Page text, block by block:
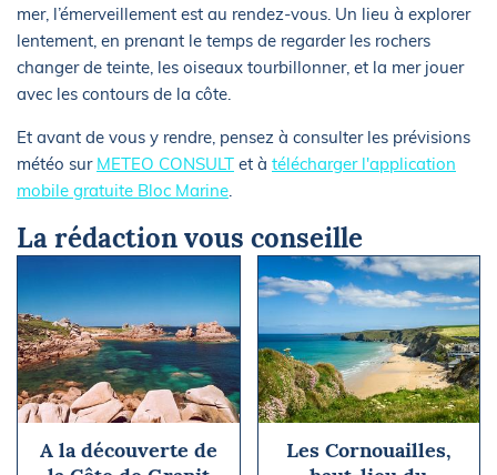
mer, l’émerveillement est au rendez-vous. Un lieu à explorer
lentement, en prenant le temps de regarder les rochers
changer de teinte, les oiseaux tourbillonner, et la mer jouer
avec les contours de la côte.
Et avant de vous y rendre, pensez à consulter les prévisions
météo sur METEO CONSULT et à télécharger l'application
mobile gratuite Bloc Marine.
La rédaction vous conseille
A la découverte de
Les Cornouailles,